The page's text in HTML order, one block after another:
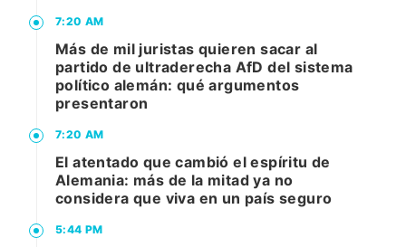
7:20 AM
Más de mil juristas quieren sacar al
partido de ultraderecha AfD del sistema
político alemán: qué argumentos
presentaron
7:20 AM
El atentado que cambió el espíritu de
Alemania: más de la mitad ya no
considera que viva en un país seguro
5:44 PM